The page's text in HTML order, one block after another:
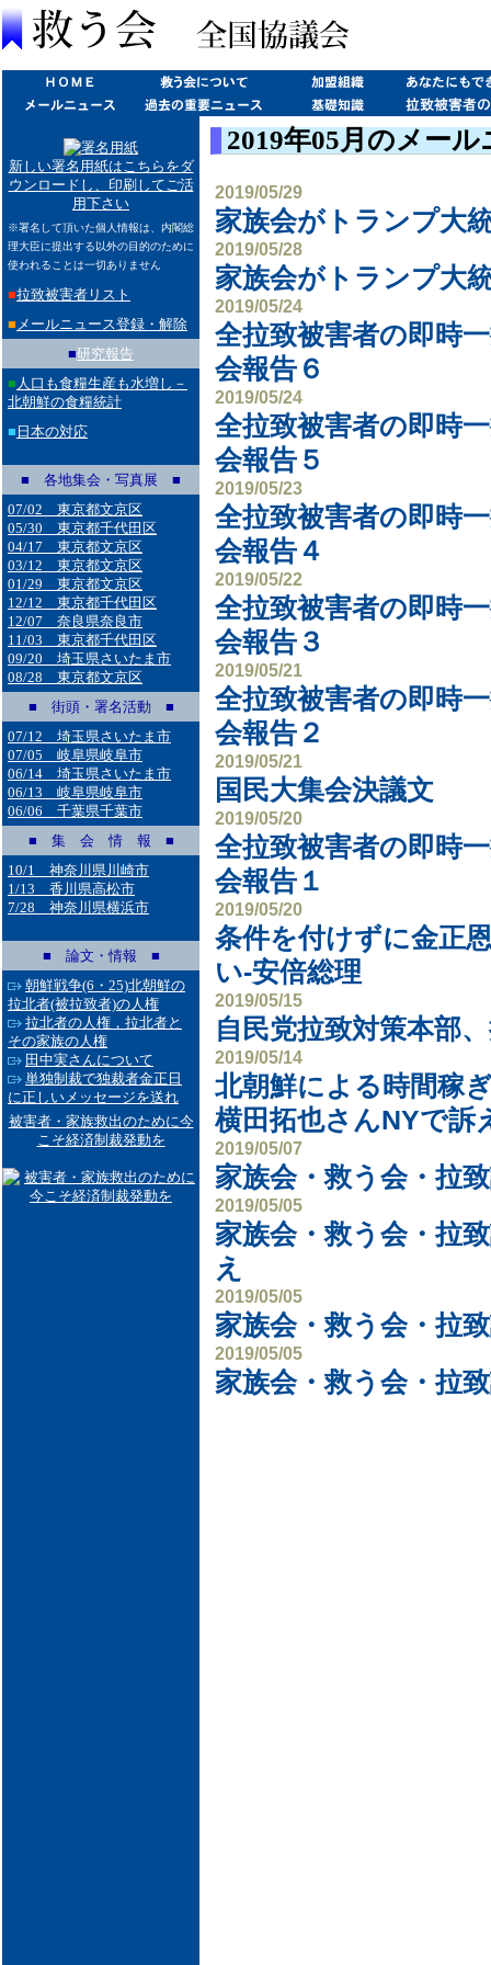
新しい署名用紙はこちらをダ
ウンロードし、印刷してご活
用下さい
※署名して頂いた個人情報は、内閣総
理大臣に提出する以外の目的のために
使われることは一切ありません
■拉致被害者リスト
■ メールニュース登録・解除
■研究報告
■ 人口も食糧生産も水増し－
北朝鮮の食糧統計
■ 日本の対応
■ 各地集会・写真展 ■
07/02 東京都文京区
05/30 東京都千代田区
04/17 東京都文京区
03/12 東京都文京区
01/29 東京都文京区
12/12 東京都千代田区
12/07 奈良県奈良市
11/03 東京都千代田区
09/20 埼玉県さいたま市
08/28 東京都文京区
■ 街頭・署名活動 ■
07/12 埼玉県さいたま市
07/05 岐阜県岐阜市
06/14 埼玉県さいたま市
06/13 岐阜県岐阜市
06/06 千葉県千葉市
■ 集 会 情 報 ■
10/1 神奈川県川崎市
1/13 香川県高松市
7/28 神奈川県横浜市
■ 論文・情報 ■
朝鮮戦争(6・25)北朝鮮の
拉北者(被拉致者)の人権
拉北者の人権，拉北者と
その家族の人権
田中実さんについて
単独制裁で独裁者金正日
に正しいメッセージを送れ
被害者・家族救出のために今
こそ経済制裁発動を
2019年05月のメー
2019/05/29
家族会がトランプ大
2019/05/28
家族会がトランプ大
2019/05/24
全拉致被害者の即時
会報告６
2019/05/24
全拉致被害者の即時
会報告５
2019/05/23
全拉致被害者の即時
会報告４
2019/05/22
全拉致被害者の即時
会報告３
2019/05/21
全拉致被害者の即時
会報告２
2019/05/21
国民大集会決議文
2019/05/20
全拉致被害者の即時
会報告１
2019/05/20
条件を付けずに金正
い-安倍総理
2019/05/15
自民党拉致対策本部
2019/05/14
北朝鮮による時間稼
横田拓也さんNYで訴
2019/05/07
家族会・救う会・拉
2019/05/05
家族会・救う会・拉
え
2019/05/05
家族会・救う会・拉
2019/05/05
家族会・救う会・拉